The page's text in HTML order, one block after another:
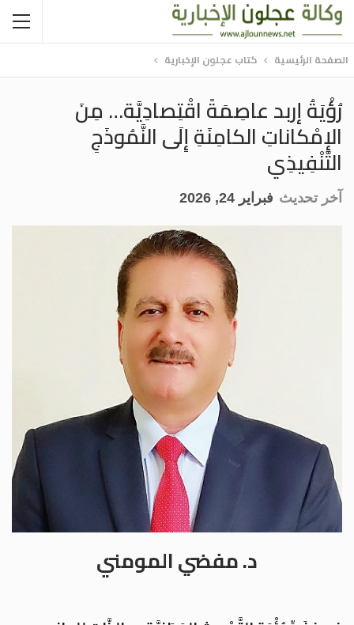
الصفحة الرئيسية كتاب عجلون الإخبارية
رُؤْيَةُ إربد عاصِمَةً اقْتِصادِيَّة… مِنَ
الإِمْكاناتِ الكامِنَةِ إِلَى النَّمُوذَجِ
التَّنْفِيذِي
آخر تحديث فبراير 24, 2026
د. مفضي المومني